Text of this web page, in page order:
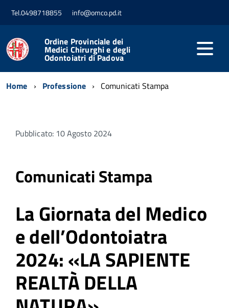
Tel.0498718855 info@omco.pd.it
Ordine Provinciale dei
Medici Chirurghi e degli
Odontoiatri di Padova
Home Professione Comunicati Stampa
Pubblicato: 10 Agosto 2024
Comunicati Stampa
La Giornata del Medico
e dell’Odontoiatra
2024: «LA SAPIENTE
REALTÀ DELLA